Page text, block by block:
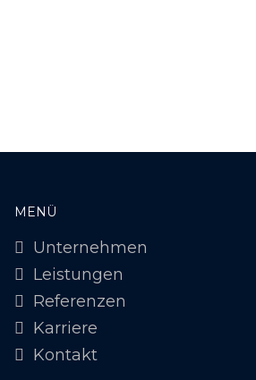
MENÜ
Unternehmen
Leistungen
Referenzen
Karriere
Kontakt